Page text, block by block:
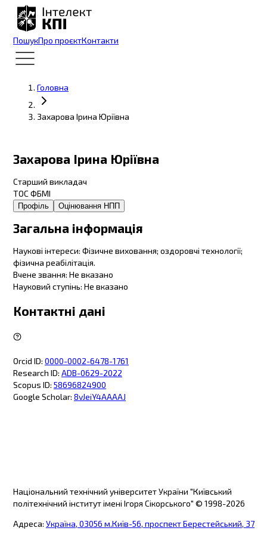
ПошукПро проєктКонтакти
Головна
Захарова Ірина Юріївна
Захарова Ірина Юріївна
Старший викладач
ТОС ФБМІ
Профіль Оцінювання НПП
Загальна інформація
Наукові інтереси: Фізичне виховання; оздоровчі технології;
фізична реабілітація.
Вчене звання: Не вказано
Науковий ступінь: Не вказано
Контактні дані
Orcid ID: 0000-0002-6478-1761
Research ID: ADB-0629-2022
Scopus ID: 58696824900
Google Scholar: 8vJeiY4AAAAJ
Національний технічний університет України "Київський
політехнічний інститут імені Ігоря Сікорського" © 1998-2026
Адреса: Україна, 03056 м.Київ-56, проспект Берестейський, 37